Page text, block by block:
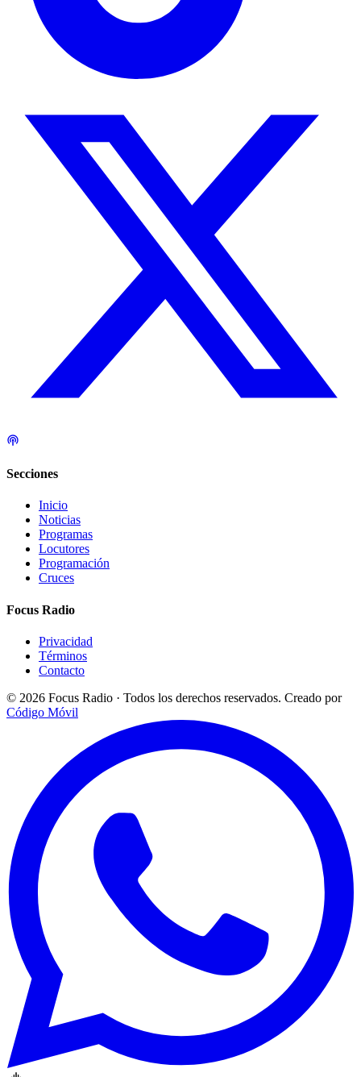
Secciones
Inicio
Noticias
Programas
Locutores
Programación
Cruces
Focus Radio
Privacidad
Términos
Contacto
© 2026 Focus Radio · Todos los derechos reservados. Creado por
Código Móvil